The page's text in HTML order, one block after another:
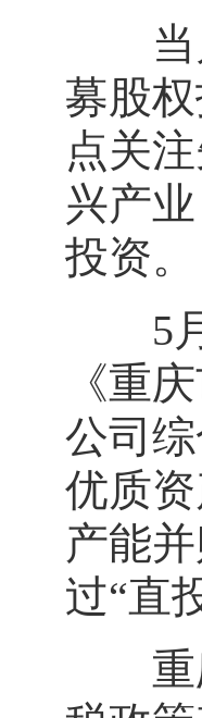
当月
募股
点关
兴产
投资。
5月
《重
公司
优质
产能
过“直
重庆